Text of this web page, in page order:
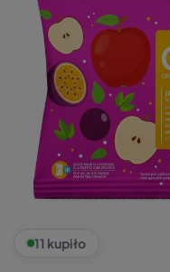
11 kupiło